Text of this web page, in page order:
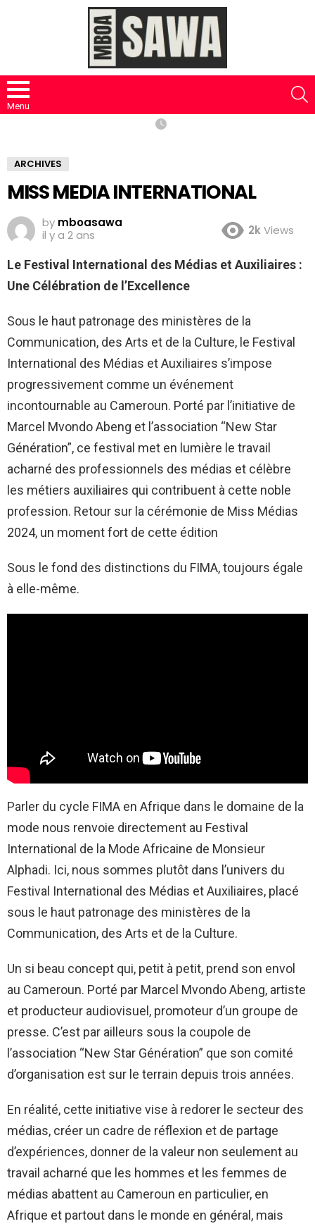
Menu
ARCHIVES
MISS MEDIA INTERNATIONAL
by mboasawa
il y a 2 ans
2kViews
Le Festival International des Médias et Auxiliaires :
Une Célébration de l’Excellence
Sous le haut patronage des ministères de la
Communication, des Arts et de la Culture, le Festival
International des Médias et Auxiliaires s’impose
progressivement comme un événement
incontournable au Cameroun. Porté par l’initiative de
Marcel Mvondo Abeng et l’association “New Star
Génération”, ce festival met en lumière le travail
acharné des professionnels des médias et célèbre
les métiers auxiliaires qui contribuent à cette noble
profession. Retour sur la cérémonie de Miss Médias
2024, un moment fort de cette édition
Sous le fond des distinctions du FIMA, toujours égale
à elle-même.
Parler du cycle FIMA en Afrique dans le domaine de la
mode nous renvoie directement au Festival
International de la Mode Africaine de Monsieur
Alphadi. Ici, nous sommes plutôt dans l’univers du
Festival International des Médias et Auxiliaires, placé
sous le haut patronage des ministères de la
Communication, des Arts et de la Culture.
Un si beau concept qui, petit à petit, prend son envol
au Cameroun. Porté par Marcel Mvondo Abeng, artiste
et producteur audiovisuel, promoteur d’un groupe de
presse. C’est par ailleurs sous la coupole de
l’association “New Star Génération” que son comité
d’organisation est sur le terrain depuis trois années.
En réalité, cette initiative vise à redorer le secteur des
médias, créer un cadre de réflexion et de partage
d’expériences, donner de la valeur non seulement au
travail acharné que les hommes et les femmes de
médias abattent au Cameroun en particulier, en
Afrique et partout dans le monde en général, mais